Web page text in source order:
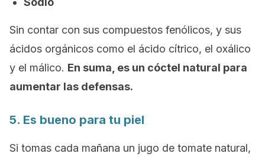
Sin contar con sus compuestos fenólicos, y sus
ácidos orgánicos como el ácido cítrico, el oxálico
y el málico. En suma, es un cóctel natural para
aumentar las defensas.
5. Es bueno para tu piel
Si tomas cada mañana un jugo de tomate natural,